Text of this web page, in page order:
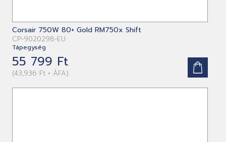
Corsair 750W 80+ Gold RM750x Shift
CP-9020298-EU
Tápegység
55 799 Ft
(43,936 Ft + ÁFA)